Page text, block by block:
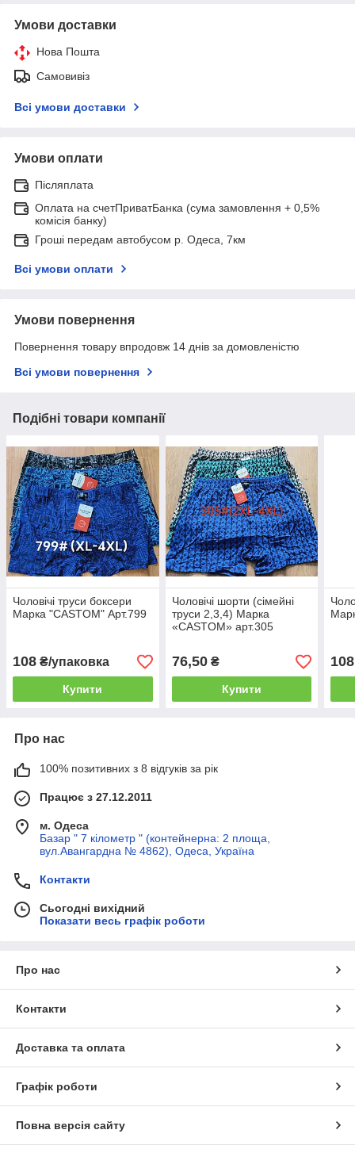
Умови доставки
Нова Пошта
Самовивіз
Всі умови доставки
Умови оплати
Післяплата
Оплата на счетПриватБанка (сума замовлення + 0,5%
комісія банку)
Гроші передам автобусом р. Одеса, 7км
Всі умови оплати
Умови повернення
Повернення товару впродовж 14 днів за домовленістю
Всі умови повернення
Подібні товари компанії
Чоловічі труси боксери
Марка "CASTOM" Арт.799
108 ₴/упаковка
Купити
Чоловічі шорти (сімейні
труси 2,3,4) Марка
«CASTOM» арт.305
76,50₴
Купити
108
Про нас
100% позитивних з 8 відгуків за рік
Працює з 27.12.2011
м. Одеса
Базар " 7 кілометр " (контейнерна: 2 площа,
вул.Авангардна № 4862), Одеса, Україна
Контакти
Сьогодні вихідний
Показати весь графік роботи
Про нас
Контакти
Доставка та оплата
Графік роботи
Повна версія сайту